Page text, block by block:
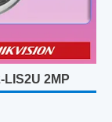
LIS2U 2MP